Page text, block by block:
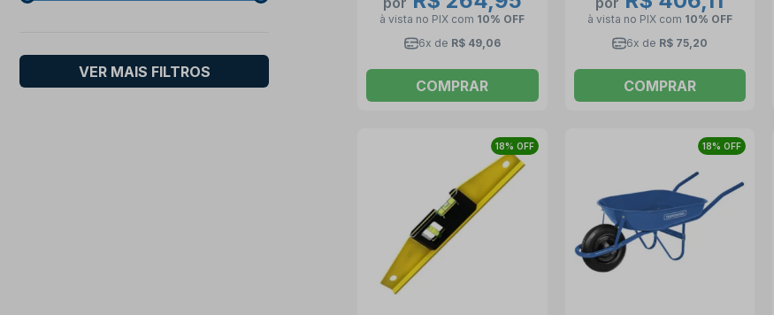
VER MAIS FILTROS
à vista no PIX com 10% OFF
6x de R$ 49,06
COMPRAR
à vista no PIX com 10% OFF
6x de R$ 75,20
COMPRAR
18% OFF 18% OFF